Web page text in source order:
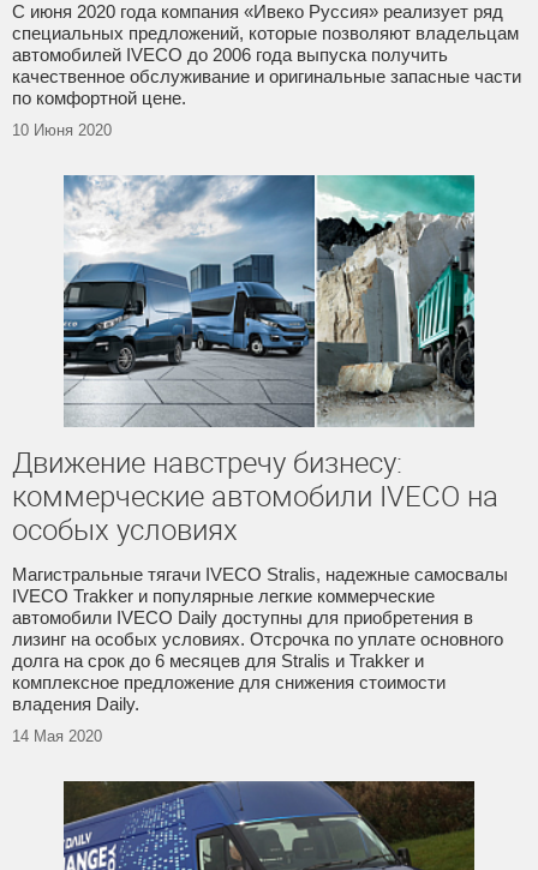
С июня 2020 года компания «Ивеко Руссия» реализует ряд
специальных предложений, которые позволяют владельцам
автомобилей IVECO до 2006 года выпуска получить
качественное обслуживание и оригинальные запасные части
по комфортной цене.
10 Июня 2020
Движение навстречу бизнесу:
коммерческие автомобили IVECO на
особых условиях
Магистральные тягачи IVECO Stralis, надежные самосвалы
IVECO Trakker и популярные легкие коммерческие
автомобили IVECO Daily доступны для приобретения в
лизинг на особых условиях. Отсрочка по уплате основного
долга на срок до 6 месяцев для Stralis и Trakker и
комплексное предложение для снижения стоимости
владения Daily.
14 Мая 2020